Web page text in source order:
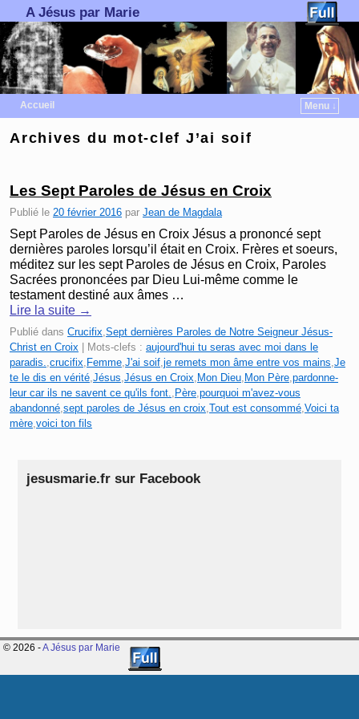
A Jésus par Marie
Accueil
Menu ↓
Archives du mot-clef J’ai soif
Les Sept Paroles de Jésus en Croix
Publié le 20 février 2016 par Jean de Magdala
Sept Paroles de Jésus en Croix Jésus a prononcé sept
dernières paroles lorsqu’il était en Croix. Frères et soeurs,
méditez sur les sept Paroles de Jésus en Croix, Paroles
Sacrées prononcées par Dieu Lui-même comme le
testament destiné aux âmes …
Lire la suite →
Publié dans Crucifix,Sept dernières Paroles de Notre Seigneur Jésus-
Christ en Croix
Mots-clefs : aujourd'hui tu seras avec moi dans le
paradis.,crucifix, Femme,J'ai soif,je remets mon âme entre vos mains,Je
te le dis en vérité,Jésus,Jésus en Croix, Mon Dieu, Mon Père,pardonne-
leur car ils ne savent ce qu'ils font., Père,pourquoi m'avez-vous
abandonné,sept paroles de Jésus en croix,Tout est consommé,Voici ta
mère,voici ton fils
jesusmarie.fr sur Facebook
© 2026 -A Jésus par Marie